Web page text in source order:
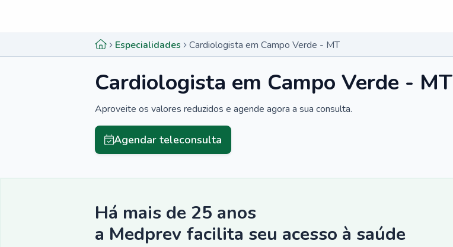
Especialidades Cardiologista em Campo Verde - MT
Cardiologista em Campo Verde - MT
Aproveite os valores reduzidos e agende agora a sua consulta.
Agendar teleconsulta
Há mais de 25 anos
a Medprev facilita seu acesso à saúde